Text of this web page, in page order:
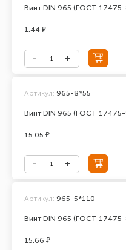
Винт DIN 965 (ГОСТ 17475-
1.44 ₽
Винт DIN 965 (ГОСТ 17475-
Артикул: 965-8*55
15.05 ₽
Винт DIN 965 (ГОСТ 17475-
Артикул: 965-5*110
15.66 ₽